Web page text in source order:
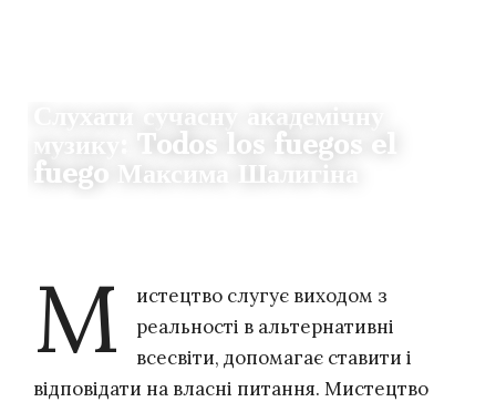
Слухати сучасну академічну
музику: Todos los fuegos el
fuego Максима Шалигіна
М
истецтво слугує виходом з
реальності в альтернативні
всесвіти, допомагає ставити і
відповідати на власні питання. Мистецтво